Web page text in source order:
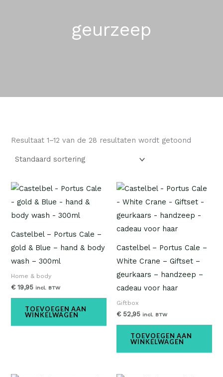
geurzeep
Resultaat 1–12 van de 28 resultaten wordt getoond
Castelbel – Portus Cale –
gold & Blue – hand & body
wash – 300ml
Home & body
€19,95 incl. BTW
TOEVOEGEN AAN
WINKELWAGEN
Castelbel – Portus Cale –
White Crane – Giftset –
geurkaars – handzeep –
cadeau voor haar
Giftbox
€52,95 incl. BTW
TOEVOEGEN AAN
WINKELWAGEN